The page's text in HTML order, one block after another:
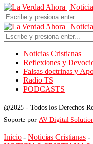
Noticias Cristianas
Reflexiones y
Falsas doctrinas y
Radio TS
PODCASTS
@2025 - Todos los Derechos
Soporte por AV Digital
Inicio - Noticias Cristianas -